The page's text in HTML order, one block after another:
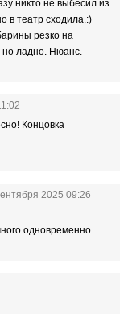
никто не выбесил из
в театр сходила.:)
резко на
но ладно. Нюанс.
Концовка
2025 09:26
одновременно.